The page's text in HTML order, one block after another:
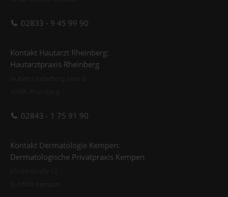
02833 - 9 45 99 90
Kontakt Hautarzt Rheinberg:
Hautarztpraxis Rheinberg
02843 - 1 75 91 90
Kontakt Dermatologie Kempen:
Dermatologische Privatpraxis Kempen